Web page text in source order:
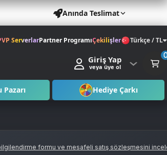
Anında Teslimat
ServerlarPartner ProgramıÇekilişler Türkçe / TL
Giriş Yap
veya üye ol
Pazarı Hediye Çarkı
formu ve mesafeli satış sözleşmesini